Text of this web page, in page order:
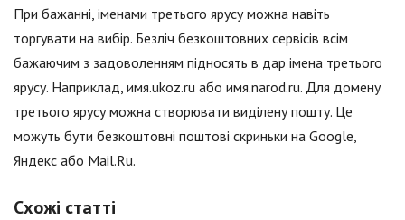
При бажанні, іменами третього ярусу можна навіть
торгувати на вибір. Безліч безкоштовних сервісів всім
бажаючим з задоволенням підносять в дар імена третього
ярусу. Наприклад, имя.ukoz.ru або имя.narod.ru. Для домену
третього ярусу можна створювати виділену пошту. Це
можуть бути безкоштовні поштові скриньки на Google,
Яндекс або Mail.Ru.
Схожі статті